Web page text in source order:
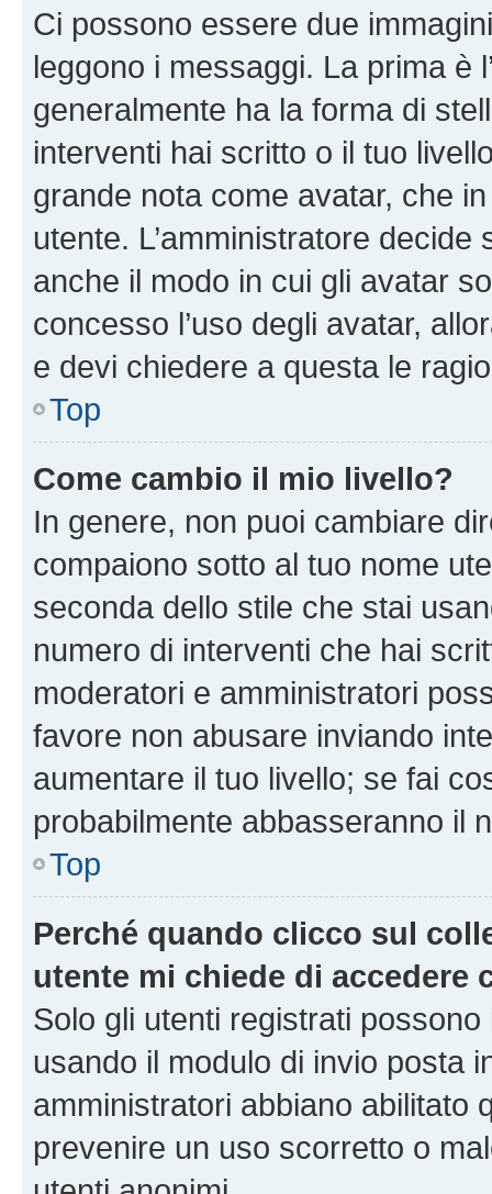
Ci possono essere due
leggono i messaggi. La prima è
generalmente ha la forma di
interventi hai scritto o il tuo
grande nota come avatar, che
utente. L’amministratore
anche il modo in cui gli avatar
concesso l’uso degli avatar,
e devi chiedere a questa le
Top
Come cambio il mio livello?
In genere, non puoi cambiare
compaiono sotto al tuo nome
seconda dello stile che stai
numero di interventi che hai
moderatori e amministratori
favore non abusare inviando
aumentare il tuo livello; se fai
probabilmente abbasseranno il
Top
Perché quando clicco sul
utente mi chiede di accedere
Solo gli utenti registrati
usando il modulo di invio posta
amministratori abbiano abilitato
prevenire un uso scorretto o